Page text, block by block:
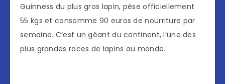
Guinness du plus gros lapin, pèse officiellement
55 kgs et consomme 90 euros de nourriture par
semaine. C’est un géant du continent, l’une des
plus grandes races de lapins au monde.